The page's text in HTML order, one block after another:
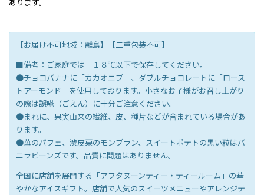
【お届け不可地域：離島】【二重包装不可】
■備考：ご家庭では－１８℃以下で保存してください。
●チョコバナナに「カカオニブ」、ダブルチョコレートに「ロース
トアーモンド」を使用しております。小さなお子様がお召し上がり
の際は誤嚥（ごえん）に十分ご注意ください。
●まれに、果実由来の繊維、皮、種片などが含まれている場合があ
ります。
●苺のパフェ、渋皮栗のモンブラン、スイートポテトの黒い粒はバ
ニラビーンズです。品質に問題はありません。
全国に店舗を展開する「アフタヌーンティー・ティールーム」の華
やかなアイスギフト。店舗で人気のスイーツメニューやアレンジテ